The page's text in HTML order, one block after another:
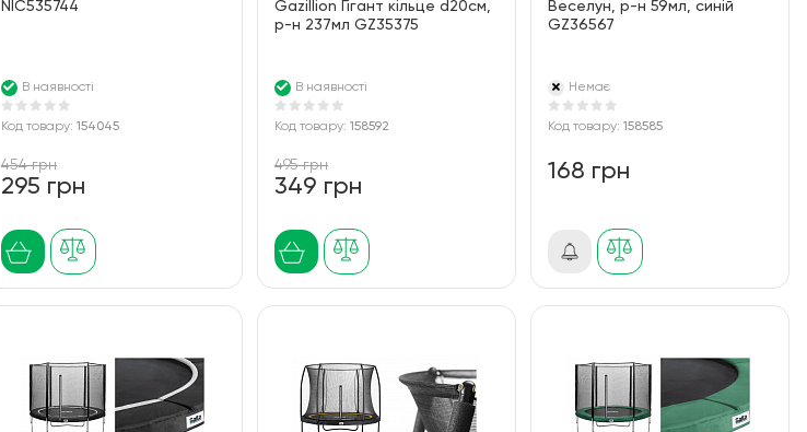
NIC535744
В наявності
Код товару: 154045
454 грн
295 грн
Gazillion Гігант кільце d20см,
р-н 237мл GZ35375
В наявності
Код товару: 158592
495 грн
349 грн
Веселун, р-н 59мл, синій
GZ36567
Немає
Код товару: 158585
168 грн